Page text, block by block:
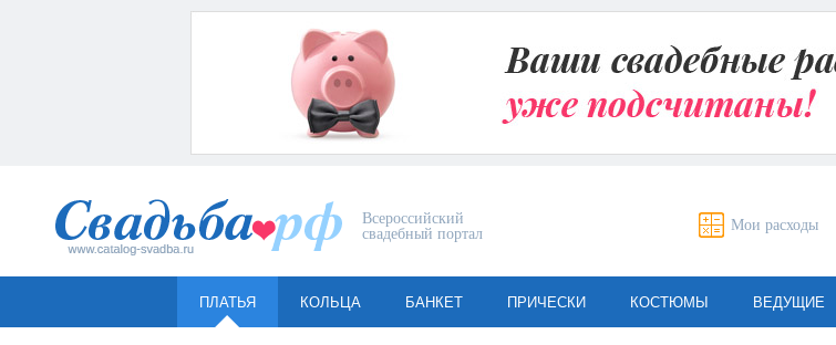
Всероссийский
свадебный портал
Мои расходы
ПЛАТЬЯ КОЛЬЦА БАНКЕТ ПРИЧЕСКИ КОСТЮМЫ ВЕДУЩИЕ